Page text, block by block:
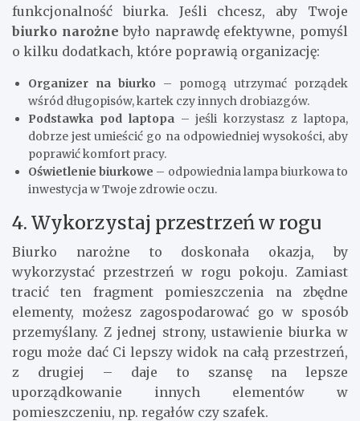
funkcjonalność biurka. Jeśli chcesz, aby Twoje
biurko narożne było naprawdę efektywne, pomyśl
o kilku dodatkach, które poprawią organizację:
Organizer na biurko – pomogą utrzymać porządek
wśród długopisów, kartek czy innych drobiazgów.
Podstawka pod laptopa– jeśli korzystasz z laptopa,
dobrze jest umieścić go na odpowiedniej wysokości, aby
poprawić komfort pracy.
Oświetlenie biurkowe – odpowiednia lampa biurkowa to
inwestycja w Twoje zdrowie oczu.
4. Wykorzystaj przestrzeń w rogu
Biurko narożne to doskonała okazja, by
wykorzystać przestrzeń w rogu pokoju. Zamiast
tracić ten fragment pomieszczenia na zbędne
elementy, możesz zagospodarować go w sposób
przemyślany. Z jednej strony, ustawienie biurka w
rogu może dać Ci lepszy widok na całą przestrzeń,
z drugiej – daje to szansę na lepsze
uporządkowanie innych elementów w
pomieszczeniu, np. regałów czy szafek.